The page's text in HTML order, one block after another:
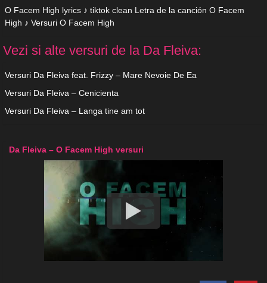
O Facem High lyrics ♪ tiktok clean Letra de la canción O Facem
High ♪ Versuri O Facem High
Vezi si alte versuri de la Da Fleiva:
Versuri Da Fleiva feat. Frizzy – Mare Nevoie De Ea
Versuri Da Fleiva – Cenicienta
Versuri Da Fleiva – Langa tine am tot
Da Fleiva – O Facem High versuri